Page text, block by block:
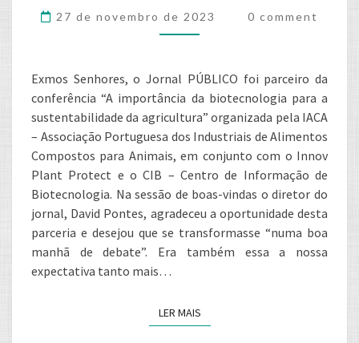
PÚBLICO:
PTF
FALTA
DE
DEBATE
27 de novembro de 2023 Comments
0 comment
Exmos Senhores, o Jornal PÚBLICO foi parceiro da
conferência “A importância da biotecnologia para a
sustentabilidade da agricultura” organizada pela IACA
– Associação Portuguesa dos Industriais de Alimentos
Compostos para Animais, em conjunto com o Innov
Plant Protect e o CIB – Centro de Informação de
Biotecnologia. Na sessão de boas-vindas o diretor do
jornal, David Pontes, agradeceu a oportunidade desta
parceria e desejou que se transformasse “numa boa
manhã de debate”. Era também essa a nossa
expectativa tanto mais…
LER MAISLER MAIS